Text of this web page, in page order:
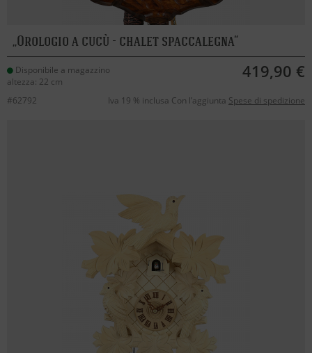
Orologio a cucù - chalet spaccalegna
Disponibile a magazzino
altezza: 22 cm
419,90 €
#62792 Iva 19 % inclusa Con l’aggiunta Spese di spedizione